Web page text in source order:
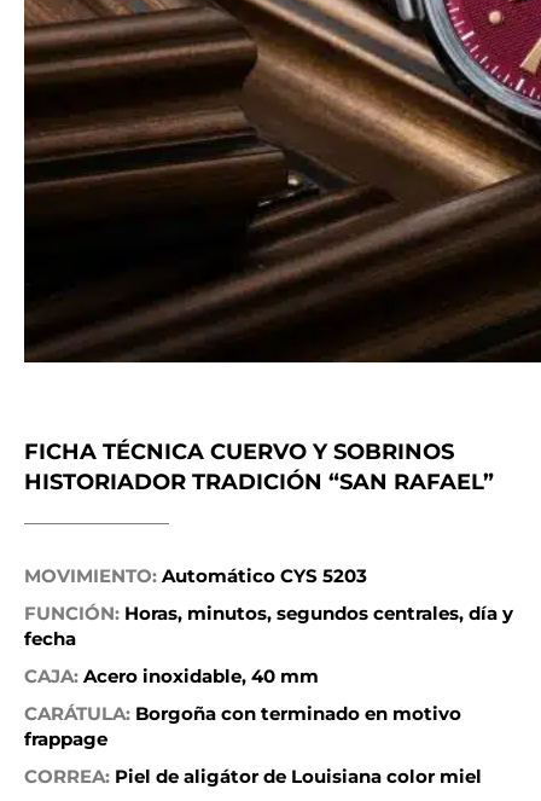
FICHA TÉCNICA CUERVO Y SOBRINOS
HISTORIADOR TRADICIÓN “SAN RAFAEL”
MOVIMIENTO: Automático CYS 5203
FUNCIÓN: Horas, minutos, segundos centrales, día y
fecha
CAJA: Acero inoxidable, 40 mm
CARÁTULA: Borgoña con terminado en motivo
frappage
CORREA: Piel de aligátor de Louisiana color miel